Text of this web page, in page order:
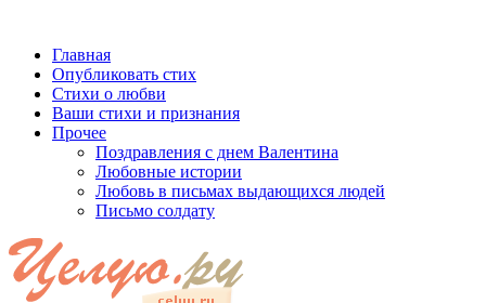
Главная
Опубликовать стих
Стихи о любви
Ваши стихи и признания
Прочее
Поздравления с днем Валентина
Любовные истории
Любовь в письмах выдающихся людей
Письмо солдату